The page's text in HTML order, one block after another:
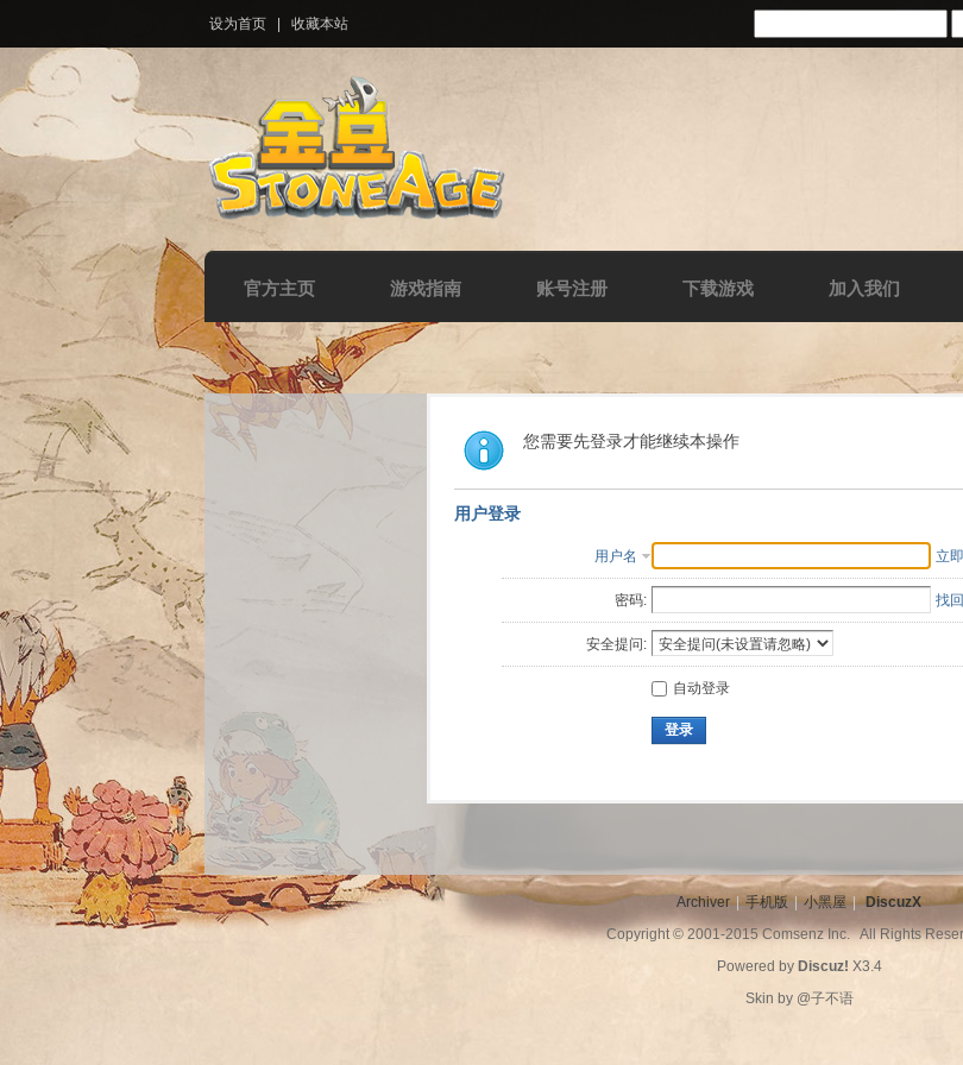
设为首页 收藏本站
官方主页 游戏指南 账号注册 下载游戏 加入我们
您需要先登录才能继续本操作
用户登录
用户名 立
密码: 找
安全提问:
自动登录
登录
Archiver | 手机版 | 小黑屋 | DiscuzX
Copyright © 2001-2015Comsenz Inc.All Rights
Powered by Discuz! X3.4
Skin by @子不语